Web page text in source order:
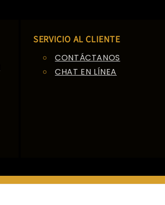
SERVICIO AL CLIENTE
CONTÁCTANOS
CHAT EN LÍNEA